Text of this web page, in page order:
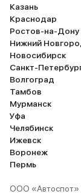
Казань
Краснодар
Ростов-на-Дону
Нижний
Новосибирск
Санкт-
Волгоград
Тамбов
Мурманск
Уфа
Челябинск
Ижевск
Воронеж
Пермь
ООО